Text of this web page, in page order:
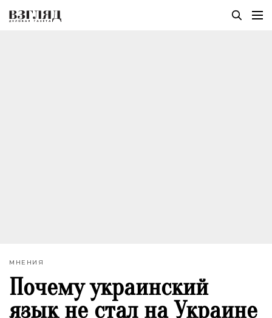
МНЕНИЯ
Почему украинский
язык не стал на Украине